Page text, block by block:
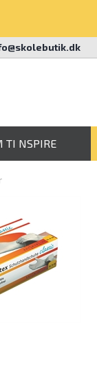
TI NSPIRE